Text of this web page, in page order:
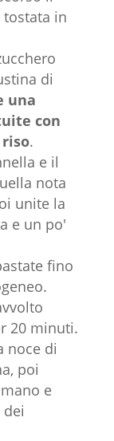
in
di
una
con
.
e il
nota
unite la
e un po'
fino
20 minuti.
noce di
poi
e